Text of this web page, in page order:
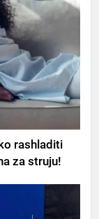
rashladiti
za struju!